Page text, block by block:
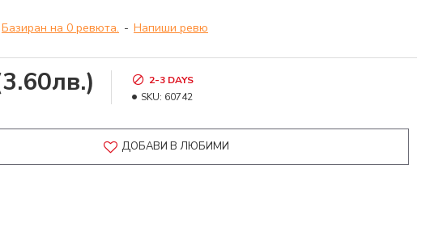
Базиран на 0 ревюта. - Напиши ревю
2-3 DAYS
SKU: 60742
ДОБАВИ В ЛЮБИМИ